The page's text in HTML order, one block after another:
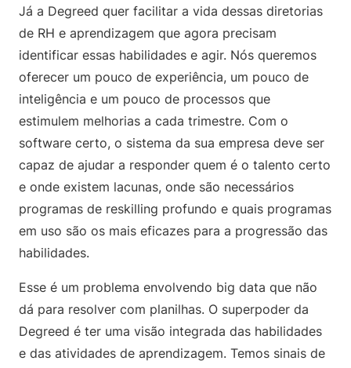
Já a Degreed quer facilitar a vida dessas diretorias
de RH e aprendizagem que agora precisam
identificar essas habilidades e agir. Nós queremos
oferecer um pouco de experiência, um pouco de
inteligência e um pouco de processos que
estimulem melhorias a cada trimestre. Com o
software certo, o sistema da sua empresa deve ser
capaz de ajudar a responder quem é o talento certo
e onde existem lacunas, onde são necessários
programas de reskilling profundo e quais programas
em uso são os mais eficazes para a progressão das
habilidades.
Esse é um problema envolvendo big data que não
dá para resolver com planilhas. O superpoder da
Degreed é ter uma visão integrada das habilidades
e das atividades de aprendizagem. Temos sinais de